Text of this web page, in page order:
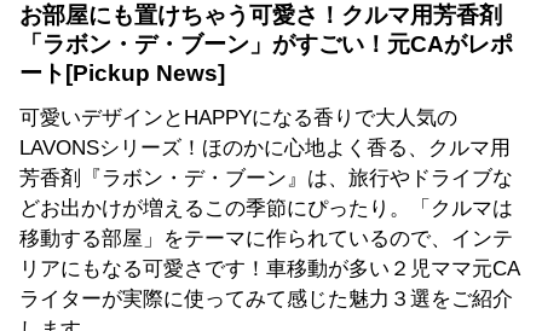
お部屋にも置けちゃう可愛さ！クルマ用芳香剤
「ラボン・デ・ブーン」がすごい！元CAがレポ
ート
可愛いデザインとHAPPYになる香りで大人気の
LAVONSシリーズ！ほのかに心地よく香る、クルマ用
芳香剤『ラボン・デ・ブーン』は、旅行やドライブな
どお出かけが増えるこの季節にぴったり。「クルマは
移動する部屋」をテーマに作られているので、インテ
リアにもなる可愛さです！車移動が多い２児ママ元CA
ライターが実際に使ってみて感じた魅力３選をご紹介